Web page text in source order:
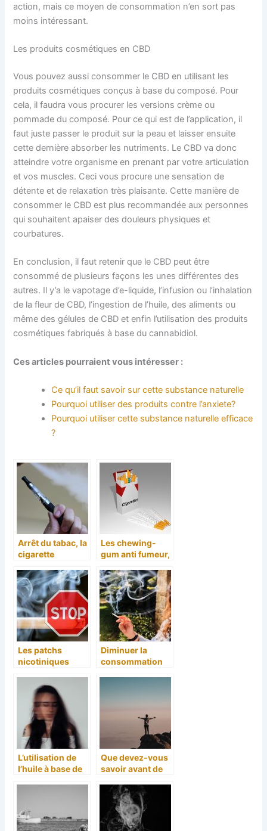
action, mais ce moyen de consommation n’en sort pas
moins intéressant.
Les produits cosmétiques en CBD
Vous pouvez aussi consommer le CBD en utilisant les
produits cosmétiques conçus à base du composé. Pour
cela, il faudra vous procurer les versions crème ou
pommade du composé. Pour ce qui est de l’application, il
faut juste passer le produit sur la peau et laisser ensuite
cette dernière absorber les nutriments. Le CBD va donc
atteindre votre organisme en prenant par votre articulation
et vos muscles. Ceci vous procure une sensation de
détente et de relaxation très plaisante. Cette manière de
consommer le CBD est plus recommandée aux personnes
qui souhaitent apaiser des douleurs physiques et
courbatures.
En conclusion, il faut retenir que le CBD peut être
consommé de plusieurs façons les unes différentes des
autres. Il y’a le vapotage d’e-liquide, l’infusion ou l’inhalation
de la fleur de CBD, l’ingestion de l’huile, des aliments ou
même des gélules de CBD et enfin l’utilisation des produits
cosmétiques fabriqués à base du cannabidiol.
Ces articles pourraient vous intéresser :
Ce qu’il faut savoir sur cette substance naturelle
Pourquoi utiliser des produits contre l’anxiete?
Pourquoi utiliser cette substance naturelle efficace
?
Arrêt du tabac, la
cigarette
bonne idée ?
Les chewing-
gum anti fumeur,
l’arrêt de la
cigarette.
Les patchs
nicotiniques
fumer
Diminuer la
consommation
L’utilisation de
l’huile à base de
Que devez-vous
savoir avant de
un traitement
dérivé de
certaines plantes
?